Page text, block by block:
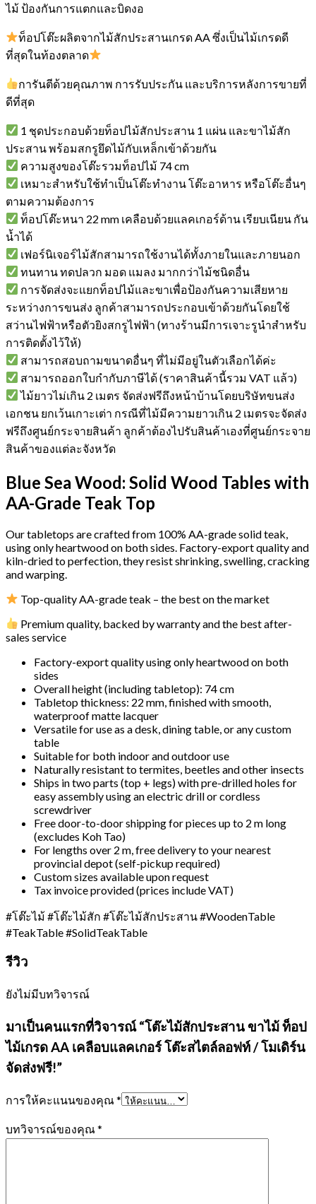
ไม้ ป้องกันการแตกและบิดงอ
ท็อปโต๊ะผลิตจากไม้สักประสานเกรด AA ซึ่งเป็นไม้เกรดดี
ที่สุดในท้องตลาด
การันตีด้วยคุณภาพ การรับประกัน และบริการหลังการขายที่
ดีที่สุด
1 ชุดประกอบด้วยท็อปไม้สักประสาน 1 แผ่น และขาไม้สัก
ประสาน พร้อมสกรูยึดไม้กับเหล็กเข้าด้วยกัน
ความสูงของโต๊ะรวมท็อปไม้ 74 cm
เหมาะสำหรับใช้ทำเป็นโต๊ะทำงาน โต๊ะอาหาร หรือโต๊ะอื่นๆ
ตามความต้องการ
ท็อปโต๊ะหนา 22 mm เคลือบด้วยแลคเกอร์ด้าน เรียบเนียน กัน
น้ำได้
เฟอร์นิเจอร์ไม้สักสามารถใช้งานได้ทั้งภายในและภายนอก
ทนทาน ทดปลวก มอด แมลง มากกว่าไม้ชนิดอื่น
การจัดส่งจะแยกท็อปไม้และขาเพื่อป้องกันความเสียหาย
ระหว่างการขนส่ง ลูกค้าสามารถประกอบเข้าด้วยกันโดยใช้
สว่านไฟฟ้าหรือตัวยิงสกรูไฟฟ้า (ทางร้านมีการเจาะรูนำสำหรับ
การติดตั้งไว้ให้)
สามารถสอบถามขนาดอื่นๆ ที่ไม่มีอยู่ในตัวเลือกได้ค่ะ
สามารถออกใบกำกับภาษีได้ (ราคาสินค้านี้รวม VAT แล้ว)
ไม้ยาวไม่เกิน 2 เมตร จัดส่งฟรีถึงหน้าบ้านโดยบริษัทขนส่ง
เอกชน ยกเว้นเกาะเต่า กรณีที่ไม้มีความยาวเกิน 2 เมตรจะจัดส่ง
ฟรีถึงศูนย์กระจายสินค้า ลูกค้าต้องไปรับสินค้าเองที่ศูนย์กระจาย
สินค้าของแต่ละจังหวัด
Blue Sea Wood: Solid Wood Tables with
AA-Grade Teak Top
Our tabletops are crafted from 100% AA-grade solid teak,
using only heartwood on both sides. Factory-export quality and
kiln-dried to perfection, they resist shrinking, swelling, cracking
and warping.
Top-quality AA-grade teak – the best on the market
Premium quality, backed by warranty and the best after-
sales service
Factory-export quality using only heartwood on both
sides
Overall height (including tabletop): 74 cm
Tabletop thickness: 22 mm, finished with smooth,
waterproof matte lacquer
Versatile for use as a desk, dining table, or any custom
table
Suitable for both indoor and outdoor use
Naturally resistant to termites, beetles and other insects
Ships in two parts (top + legs) with pre-drilled holes for
easy assembly using an electric drill or cordless
screwdriver
Free door-to-door shipping for pieces up to 2 m long
(excludes Koh Tao)
For lengths over 2 m, free delivery to your nearest
provincial depot (self-pickup required)
Custom sizes available upon request
Tax invoice provided (prices include VAT)
#โต๊ะไม้ #โต๊ะไม้สัก #โต๊ะไม้สักประสาน #WoodenTable
#TeakTable #SolidTeakTable
รีวิว
ยังไม่มีบทวิจารณ์
มาเป็นคนแรกที่วิจารณ์ “โต๊ะไม้สักประสาน ขาไม้ ท็อป
ไม้เกรด AA เคลือบแลคเกอร์ โต๊ะสไตล์ลอฟท์ / โมเดิร์น
จัดส่งฟรี!”
การให้คะแนนของคุณ*
บทวิจารณ์ของคุณ*